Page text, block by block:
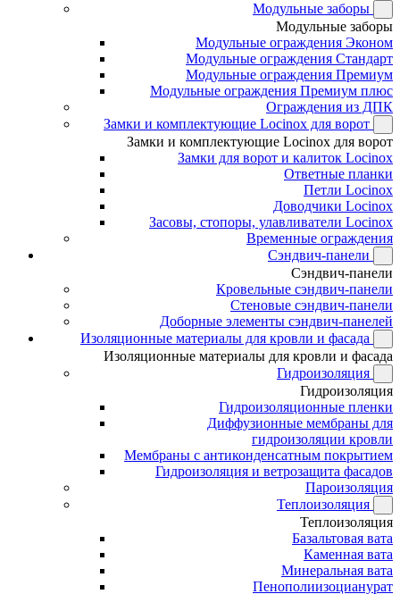
Модульные заборы
Модульные заборы
Модульные ограждения Эконом
Модульные ограждения Стандарт
Модульные ограждения Премиум
Модульные ограждения Премиум плюс
Ограждения из ДПК
Замки и комплектующие Locinox для ворот
Замки и комплектующие Locinox для ворот
Замки для ворот и калиток Locinox
Ответные планки
Петли Locinox
Доводчики Locinox
Засовы, стопоры, улавливатели Locinox
Временные ограждения
Сэндвич-панели
Сэндвич-панели
Кровельные сэндвич-панели
Стеновые сэндвич-панели
Доборные элементы сэндвич-панелей
Изоляционные материалы для кровли и фасада
Изоляционные материалы для кровли и фасада
Гидроизоляция
Гидроизоляция
Гидроизоляционные пленки
Диффузионные мембраны для
гидроизоляции кровли
Мембраны с антиконденсатным покрытием
Гидроизоляция и ветрозащита фасадов
Пароизоляция
Теплоизоляция
Теплоизоляция
Базальтовая вата
Каменная вата
Минеральная вата
Пенополиизоцианурат